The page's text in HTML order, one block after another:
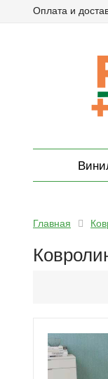
Оплата и
Главная